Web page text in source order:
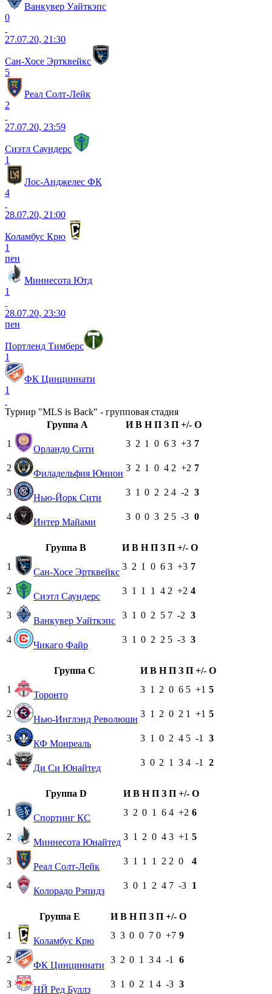
Ванкувер Уайткэпс
0
27.07.20, 21:30
Сан-Хосе Эртквейкс
5
Реал Солт-Лейк
2
27.07.20, 23:59
Сиэтл Саундерс
1
Лос-Анджелес ФК
4
28.07.20, 21:00
Коламбус Крю
1
пен
Миннесота Ютд
1
28.07.20, 23:30
пен
Портленд Тимберс
1
ФК Цинциннати
1
Турнир "MLS is Back" - групповая стадия
Группа A
И В Н П З П +/- О
1
Орландо Сити
3 2 1 0 6 3 +3 7
2
Филадельфия Юнион
3 2 1 0 4 2 +2 7
3
Нью-Йорк Сити
3 1 0 2 2 4 -2 3
4
Интер Майами
3 0 0 3 2 5 -3 0
Группа B И В Н П З П +/- О
1
Сан-Хосе Эртквейкс
3 2 1 0 6 3 +3 7
2
Сиэтл Саундерс
3 1 1 1 4 2 +2 4
3
Ванкувер Уайткэпс
3 1 0 2 5 7 -2 3
4
Чикаго Файр
3 1 0 2 2 5 -3 3
Группа C И В Н П З П +/- О
1
Торонто
3 1 2 0 6 5 +1 5
2
Нью-Инглэнд Революшн
3 1 2 0 2 1 +1 5
3
КФ Монреаль
3 1 0 2 4 5 -1 3
4
Ди Си Юнайтед
3 0 2 1 3 4 -1 2
Группа D И В Н П З П +/- О
1
Спортинг КС
3 2 0 1 6 4 +2 6
2
Миннесота Юнайтед
3 1 2 0 4 3 +1 5
3
Реал Солт-Лейк
3 1 1 1 2 2 0 4
4
Колорадо Рэпидз
3 0 1 2 4 7 -3 1
Группа E И В Н П З П +/- О
1
Коламбус Крю
3 3 0 0 7 0 +7 9
2
ФК Цинциннати
3 2 0 1 3 4 -1 6
3
НЙ Ред Буллз
3 1 0 2 1 4 -3 3